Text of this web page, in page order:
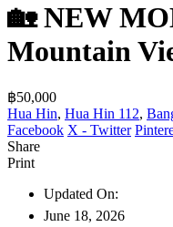
🏡 NEW
Mountain
฿50,000
Hua Hin, Hua Hin 112,
Facebook X - Twitter
Share
Print
Updated On:
June 18, 2026